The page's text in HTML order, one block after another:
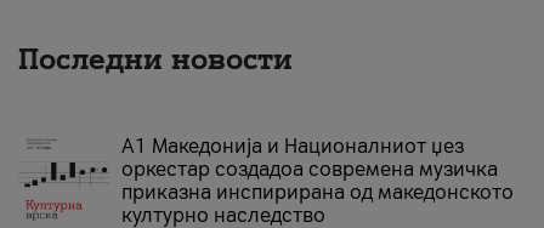
Последни новости
А1 Македонија и Националниот џез
оркестар создадоа современа музичка
приказна инспирирана од македонското
културно наследство